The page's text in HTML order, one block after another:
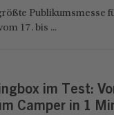
Publikumsmesse
17. bis ...
im Test:
Camper in 1